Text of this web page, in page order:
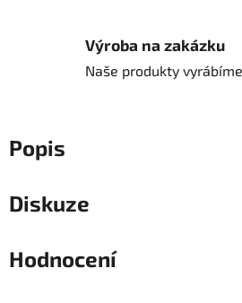
Výroba na zakázku
Naše produkty
Popis
Diskuze
Hodnocení